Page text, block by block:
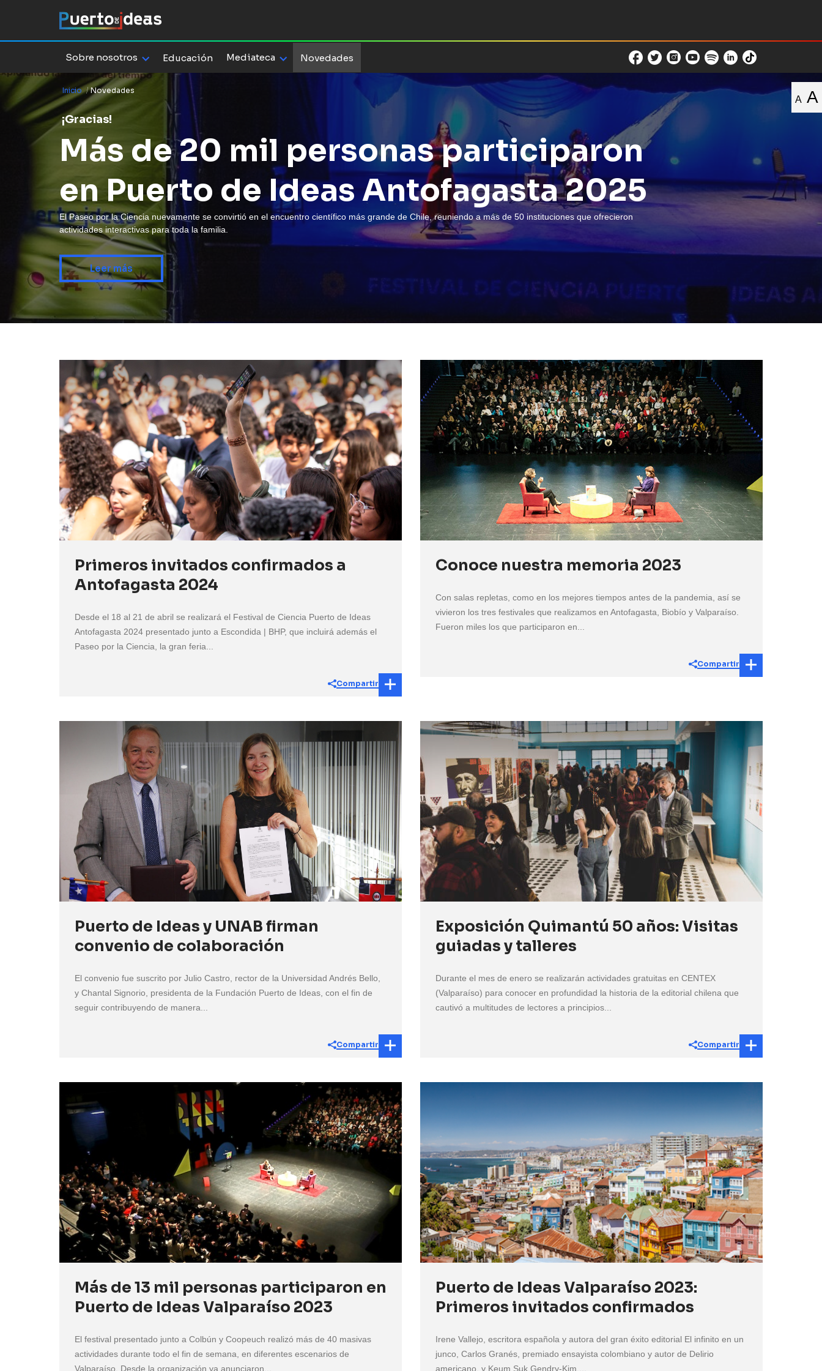
Sobre nosotros Educación Mediateca Novedades
A A
Inicio / Novedades
¡Gracias!
Más de 20 mil personas participaron
en Puerto de Ideas Antofagasta 2025
El Paseo por la Ciencia nuevamente se convirtió en el encuentro científico más grande de Chile, reuniendo a más de 50 instituciones que ofrecieron
actividades interactivas para toda la familia.
Leer más
Primeros invitados confirmados a
Antofagasta 2024
Desde el 18 al 21 de abril se realizará el Festival de Ciencia Puerto de Ideas
Antofagasta 2024 presentado junto a Escondida | BHP, que incluirá además el
Paseo por la Ciencia, la gran feria...
Compartir
Conoce nuestra memoria 2023
Con salas repletas, como en los mejores tiempos antes de la pandemia, así se
vivieron los tres festivales que realizamos en Antofagasta, Biobío y Valparaíso.
Fueron miles los que participaron en...
Compartir
Puerto de Ideas y UNAB firman
convenio de colaboración
El convenio fue suscrito por Julio Castro, rector de la Universidad Andrés Bello,
y Chantal Signorio, presidenta de la Fundación Puerto de Ideas, con el fin de
seguir contribuyendo de manera...
Compartir
Exposición Quimantú 50 años: Visitas
guiadas y talleres
Durante el mes de enero se realizarán actividades gratuitas en CENTEX
(Valparaíso) para conocer en profundidad la historia de la editorial chilena que
cautivó a multitudes de lectores a principios...
Compartir
Más de 13 mil personas participaron en
Puerto de Ideas Valparaíso 2023
El festival presentado junto a Colbún y Coopeuch realizó más de 40 masivas
actividades durante todo el fin de semana, en diferentes escenarios de
Valparaíso. Desde la organización ya anunciaron...
Puerto de Ideas Valparaíso 2023:
Primeros invitados confirmados
Irene Vallejo, escritora española y autora del gran éxito editorial El infinito en un
junco, Carlos Granés, premiado ensayista colombiano y autor de Delirio
americano, y Keum Suk Gendry-Kim,...